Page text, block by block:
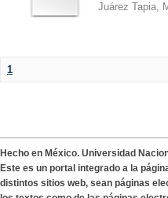
Juárez Tapia,
1
Hecho en México. Universidad
Este es un portal integrado a la
distintos sitios web, sean páginas